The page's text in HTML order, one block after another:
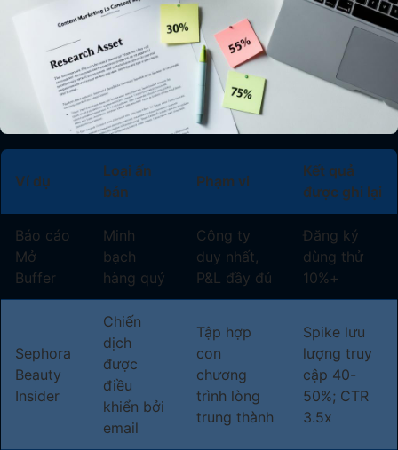
Ví dụ
Loại ấn
bản
Phạm vi
Kết quả
được ghi lại
Báo cáo
Mở
Buffer
Minh
bạch
hàng quý
Công ty
duy nhất,
P&L đầy đủ
Đăng ký
dùng thử
10%+
Sephora
Beauty
Insider
Chiến
dịch
được
điều
khiển bởi
email
Tập hợp
con
chương
trình lòng
trung thành
Spike lưu
lượng truy
cập 40-
50%; CTR
3.5x